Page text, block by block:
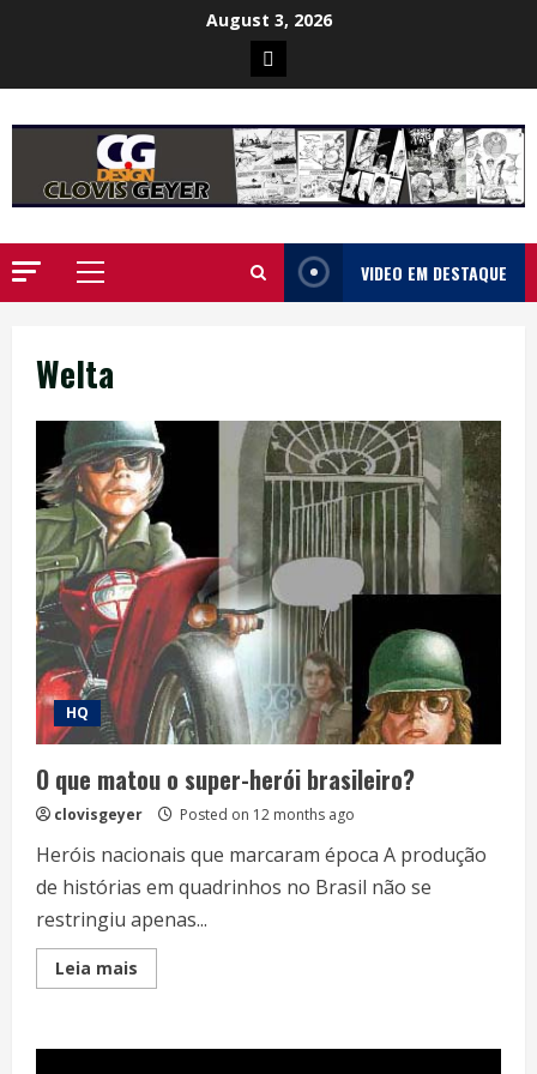
August 3, 2026
Poster
da
Ilha
Primary
VIDEO EM DESTAQUE
Welta
HQ
O que matou o super-herói brasileiro?
clovisgeyer Posted on 12 months ago
Heróis nacionais que marcaram época A produção
de histórias em quadrinhos no Brasil não se
restringiu apenas...
Leia mais
more
matou